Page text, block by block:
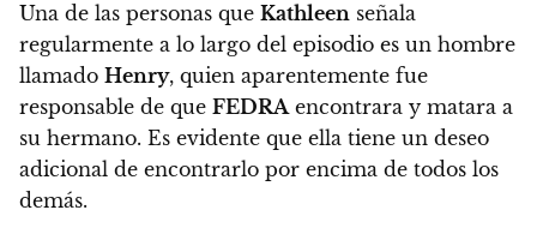
Una de las personas que Kathleen señala
regularmente a lo largo del episodio es un hombre
llamado Henry, quien aparentemente fue
responsable de que FEDRAencontrara y matara a
su hermano. Es evidente que ella tiene un deseo
adicional de encontrarlo por encima de todos los
demás.